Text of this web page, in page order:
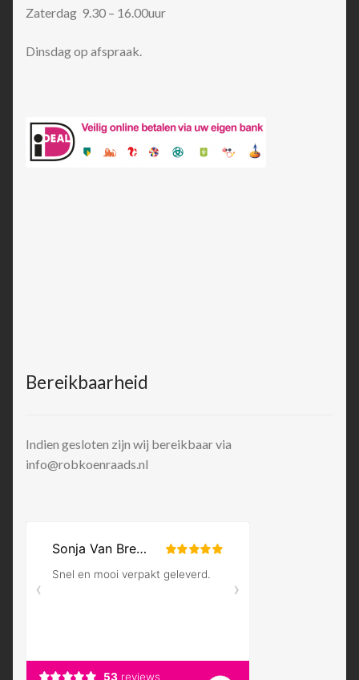
Zaterdag 9.30 – 16.00uur
Dinsdag op afspraak.
Bereikbaarheid
Indien gesloten zijn wij bereikbaar via
info@robkoenraads.nl